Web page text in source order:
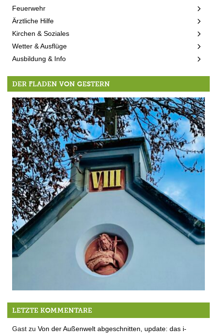
Feuerwehr
Ärztliche Hilfe
Kirchen & Soziales
Wetter & Ausflüge
Ausbildung & Info
DER FLADEN VON GESTERN
Der QUH-Adventskalender 2021 – das 8. Häuschen
LETZTE KOMMENTARE
Gast zu Von der Außenwelt abgeschnitten, update: das i-